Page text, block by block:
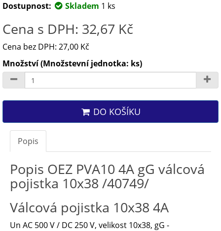
Dostupnost:
Skladem 1 ks
Cena s DPH: 32,67 Kč
Cena bez DPH: 27,00 Kč
Množství (Množstevní jednotka: ks)
DO KOŠÍKU
Popis
Popis OEZ PVA10 4A gG válcová
pojistka 10x38 /40749/
Válcová pojistka 10x38 4A
Un AC 500 V / DC 250 V, velikost 10x38, gG -